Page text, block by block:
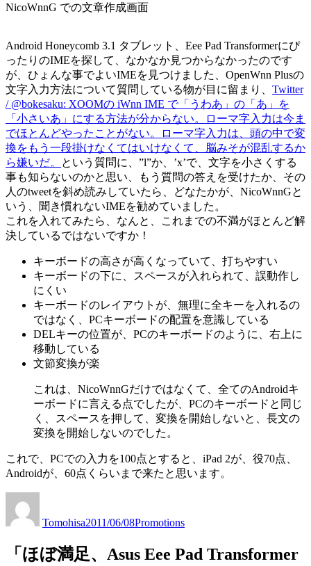
NicoWnnG での文章作成画面
Android Honeycomb 3.1 タブレット、Eee Pad Transformerにぴ
ったりのIMEを探して、なかなか見つからなかったのです
が、ひょんな事でよいIMEを見つけました、OpenWnn Plusの
文字入力方法について質問している物が目に留まり、 Twitter
/ @bokesaku: XOOMの iWnn IME で「うわあ」の「あ」を
「小さいあ」にする方法が分からない。ローマ字入力は今ま
でほとんどやったことがない。ローマ字入力は、頭の中で変
換をもう一段掛けなくてはいけなくて、脳みそが混乱するか
ら嫌いだ。
という質問に、”l”か、’x’で、文字を小さくする
事も知らないのかと思い、もう質問の答えを受けたか、その
人のtweetを斜め読みしていたら、どなたかが、NicoWnnGと
いう、聞き慣れないIMEを勧めていました。
これを入れてみたら、なんと、これまでの不満がほとんど解
決しているではないですか！
キーボードの高さが高くなっていて、打ちやすい
キーボードの下に、スペースが入れられて、誤動作し
にくい
キーボードのレイアウトが、無理に全キーを入れるの
ではなく、PCキーボードの配置を意識している
DELキーの位置が、PCのキーボードのように、右上に
移動している
文節変換が楽
これは、NicoWnnGだけではなくて、全てのAndroidキ
ーボードに言える点でしたが、PCのキーボードと同じ
く、スペースを押して、変換を開始しないと、長文の
変換を開始しないのでした。
これで、PCでの入力を100点とすると、iPad 2が、役70点、
Androidが、60点くらいまで来たと思います。
者
Tomohisa日:
2011/06/08ゴ
ー
Promotions
「ほぼ満足、Asus Eee Pad Transformer